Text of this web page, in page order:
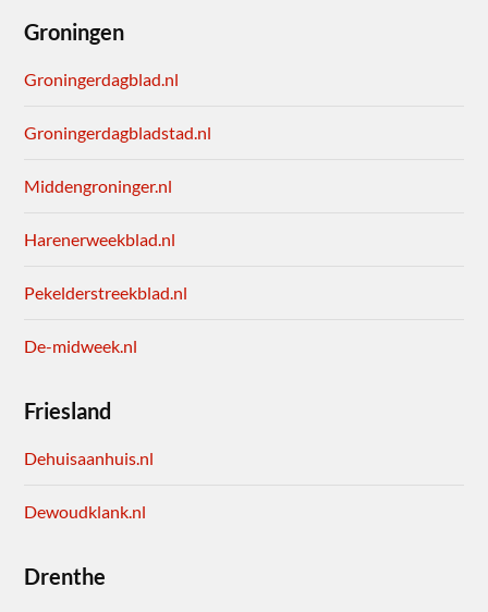
Groningen
Groningerdagblad.nl
Groningerdagbladstad.nl
Middengroninger.nl
Harenerweekblad.nl
Pekelderstreekblad.nl
De-midweek.nl
Friesland
Dehuisaanhuis.nl
Dewoudklank.nl
Drenthe